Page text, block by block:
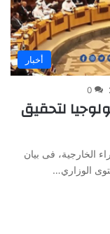
أخبار
0
لتحقيق
الخارجية، فى بيان
الوزاري…